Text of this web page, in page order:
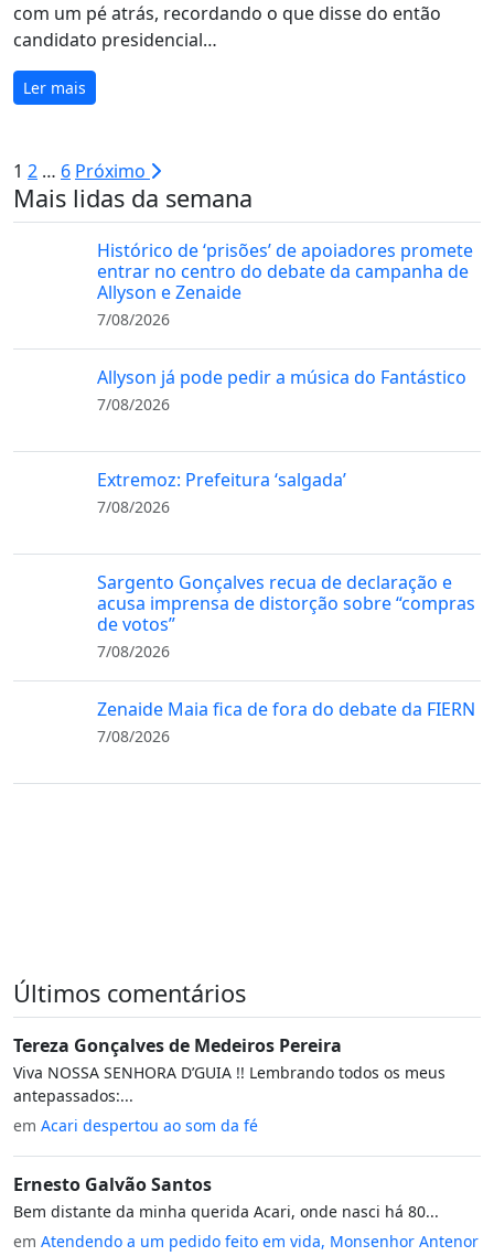
com um pé atrás, recordando o que disse do então
candidato presidencial…
Ler mais
Paginação
de
1 2 … 6 Próximo
Mais lidas da semana
Histórico de ‘prisões’ de apoiadores promete
entrar no centro do debate da campanha de
Allyson e Zenaide
7/08/2026
Allyson já pode pedir a música do Fantástico
7/08/2026
Extremoz: Prefeitura ‘salgada’
7/08/2026
Sargento Gonçalves recua de declaração e
acusa imprensa de distorção sobre “compras
de votos”
7/08/2026
Zenaide Maia fica de fora do debate da FIERN
7/08/2026
Últimos comentários
Tereza Gonçalves de Medeiros Pereira
Viva NOSSA SENHORA D’GUIA !! Lembrando todos os meus
antepassados:...
em Acari despertou ao som da fé
Ernesto Galvão Santos
Bem distante da minha querida Acari, onde nasci há 80...
em Atendendo a um pedido feito em vida, Monsenhor Antenor